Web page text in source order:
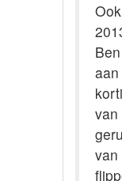
van
van